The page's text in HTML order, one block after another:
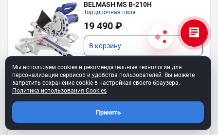
BELMASH MS B-210H
Торцовочная пила
19 490 ₽
В корзину
Показать еще
Мы используем cookies и рекомендательные технологии для
персонализации сервисов и удобства пользователей. Вы можете
запретить сохранение cookie в настройках своего браузера.
Политика использования Cookies
Принять